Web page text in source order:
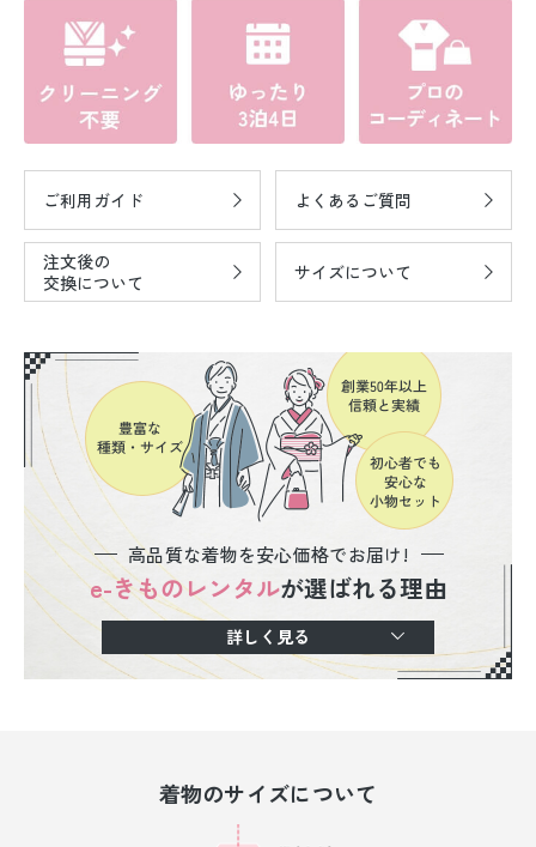
ご利用ガイド よくあるご質問
注文後の
交換について
サイズについて
高品質な着物を安心価格でお届け!
e-きものレンタルが選ばれる理由
詳しく見る
着物のサイズについて